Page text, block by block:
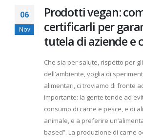
06
Nov
Prodotti vegan:
certificarli per
tutela di aziende e
Che sia per salute, rispetto per
dell’ambiente, voglia di
alimentari, ci troviamo di fronte
importante: la gente tende ad
consumo di carne e pesce, e di
animale, e a preferire
based”. La produzione di carne